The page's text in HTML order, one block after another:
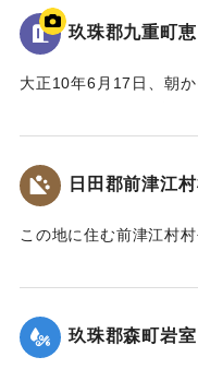
｜固有コード:
玖珠郡九重町
大正10年6月17日、朝
延長500ｍにわたって
このような被害に対し
田侍従らが来訪し、親
この高台は「江上台」
大正十年洪水被害地巡視
勅使海江田侍従展望之處
日田郡前津江
この地に住む前津江村
しつぶされ村長の両親
【出典：大分新聞 大正
玖珠郡森町岩